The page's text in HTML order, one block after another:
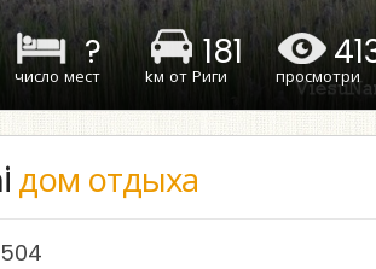
?
число мест
181
kм от Риги просмотри
дом отдыха